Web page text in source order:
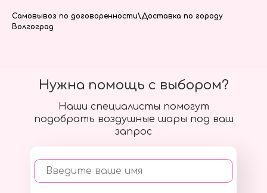
Самовывоз по договоренности\Доставка по городу
Волгоград
Наши специалисты помогут
подобрать воздушные шары под ваш
запрос
Введите ваше имя
Нужна помощь с выбором?